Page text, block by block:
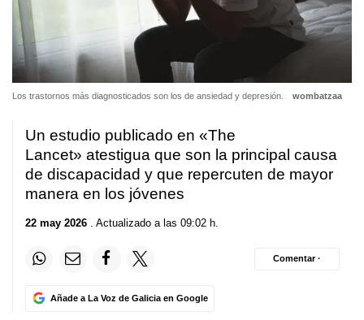
Los trastornos más diagnosticados son los de ansiedad y depresión. wombatzaa
Un estudio publicado en «The
Lancet» atestigua que son la principal causa
de discapacidad y que repercuten de mayor
manera en los jóvenes
22 may 2026 . Actualizado a las 09:02 h.
Añade a La Voz de Galicia en Google
Comentar ·